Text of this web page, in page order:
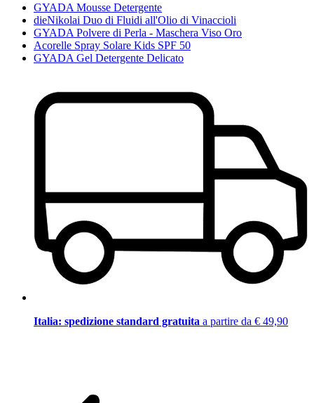
GYADA Mousse Detergente
dieNikolai Duo di Fluidi all'Olio di Vinaccioli
GYADA Polvere di Perla - Maschera Viso Oro
Acorelle Spray Solare Kids SPF 50
GYADA Gel Detergente Delicato
Italia: spedizione standard gratuita a partire da € 49,90